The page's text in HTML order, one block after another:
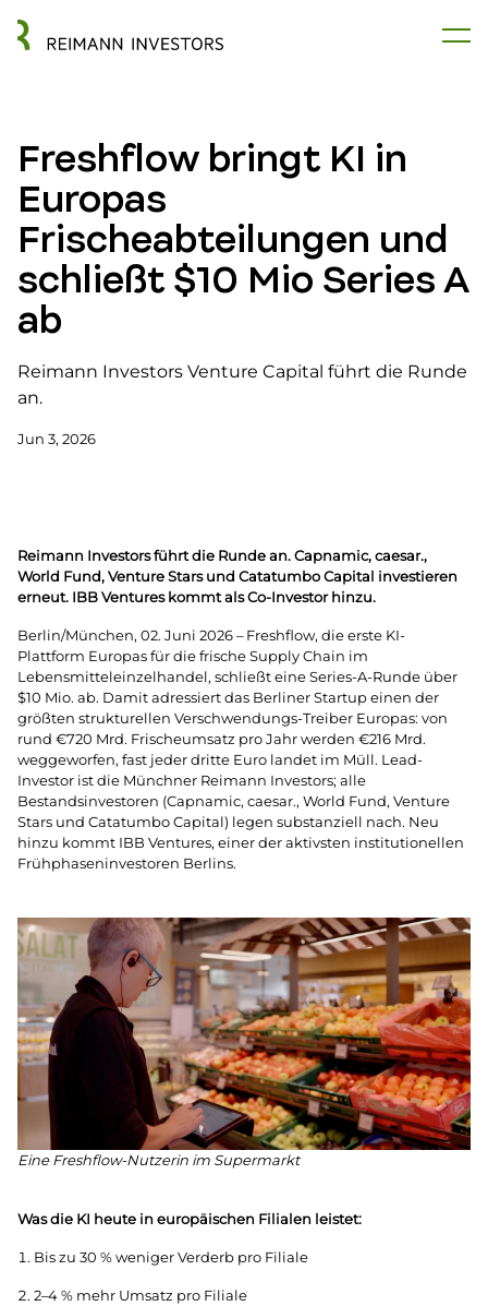
Freshflow bringt KI in
Europas
Frischeabteilungen und
schließt $10 Mio Series A
ab
Reimann Investors Venture Capital führt die Runde
an.
Jun 3, 2026
Reimann Investors führt die Runde an. Capnamic, caesar.,
World Fund, Venture Stars und Catatumbo Capital investieren
erneut. IBB Ventures kommt als Co-Investor hinzu.
Berlin/München, 02. Juni 2026 – Freshflow, die erste KI-
Plattform Europas für die frische Supply Chain im
Lebensmitteleinzelhandel, schließt eine Series-A-Runde über
$10 Mio. ab. Damit adressiert das Berliner Startup einen der
größten strukturellen Verschwendungs-Treiber Europas: von
rund €720 Mrd. Frischeumsatz pro Jahr werden €216 Mrd.
weggeworfen, fast jeder dritte Euro landet im Müll. Lead-
Investor ist die Münchner Reimann Investors; alle
Bestandsinvestoren (Capnamic, caesar., World Fund, Venture
Stars und Catatumbo Capital) legen substanziell nach. Neu
hinzu kommt IBB Ventures, einer der aktivsten institutionellen
Frühphaseninvestoren Berlins.
Eine Freshflow-Nutzerin im Supermarkt
Was die KI heute in europäischen Filialen leistet:
Bis zu 30 % weniger Verderb pro Filiale
2–4 % mehr Umsatz pro Filiale